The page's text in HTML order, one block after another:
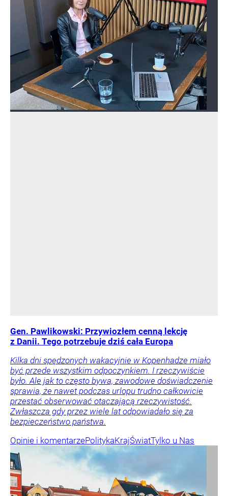
Gen. Pawlikowski: Przywiozłem cenną lekcję
z Danii. Tego potrzebuje dziś cała Europa
Kilka dni spędzonych wakacyjnie w Kopenhadze miało
być przede wszystkim odpoczynkiem. I rzeczywiście
było. Ale jak to często bywa, zawodowe doświadczenie
sprawia, że nawet podczas urlopu trudno całkowicie
przestać obserwować otaczającą rzeczywistość.
Zwłaszcza gdy przez wiele lat odpowiadało się za
bezpieczeństwo państwa.
Opinie i komentarzePolitykaKrajŚwiatTylko u Nas